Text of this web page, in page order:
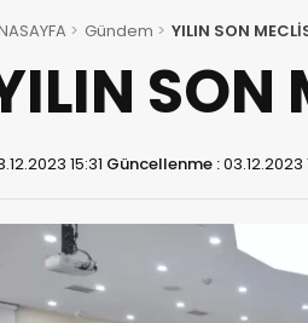
Gündem YILIN SON
SON
15:31 Güncellenme :03.12.2023